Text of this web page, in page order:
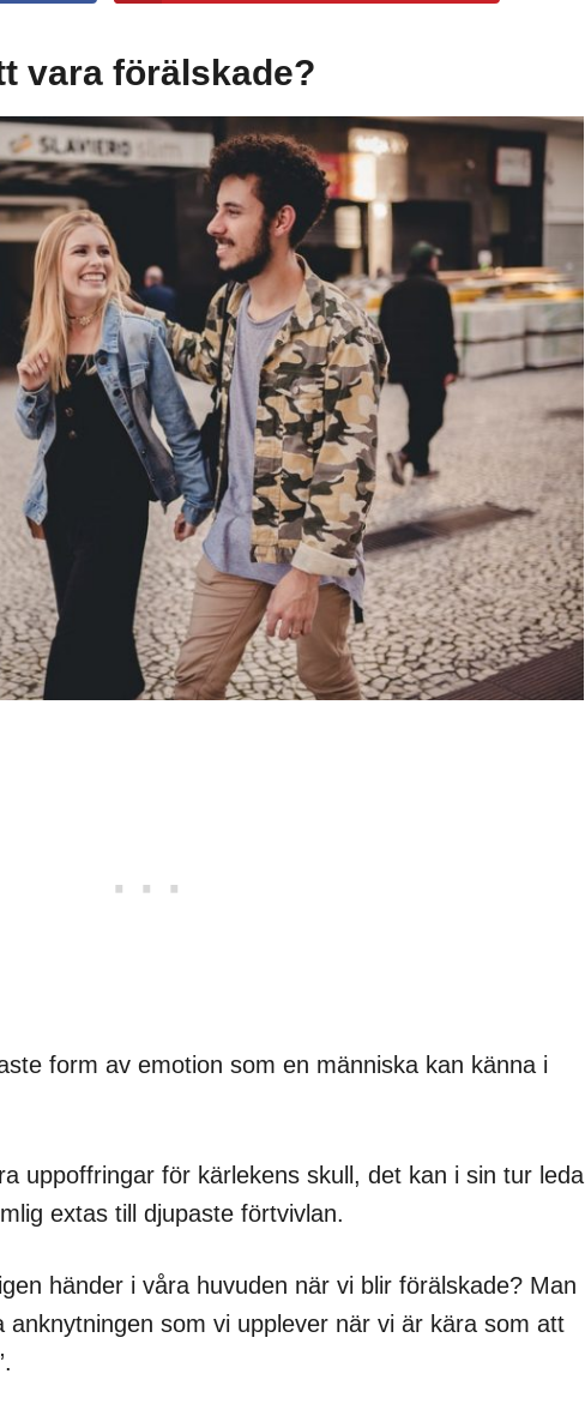
vara förälskade?
form av emotion som en människa kan känna i
uppoffringar för kärlekens skull, det kan i sin tur leda
extas till djupaste förtvivlan.
händer i våra huvuden när vi blir förälskade? Man
anknytningen som vi upplever när vi är kära som att